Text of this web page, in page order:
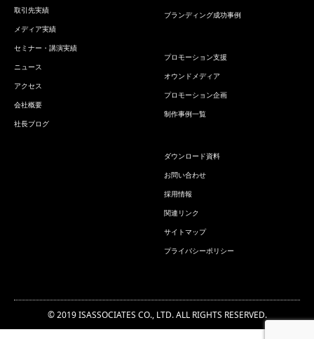
取引先実績
メディア実績
セミナー・講演実績
ニュース
アクセス
会社概要
社長ブログ
ブランディング成功事例
プロモーション支援
オウンドメディア
プロモーション企画
制作事例一覧
ダウンロード資料
お問い合わせ
採用情報
関連リンク
サイトマップ
プライバシーポリシー
© 2019 ISASSOCIATES CO., LTD. ALL RIGHTS RESERVED.